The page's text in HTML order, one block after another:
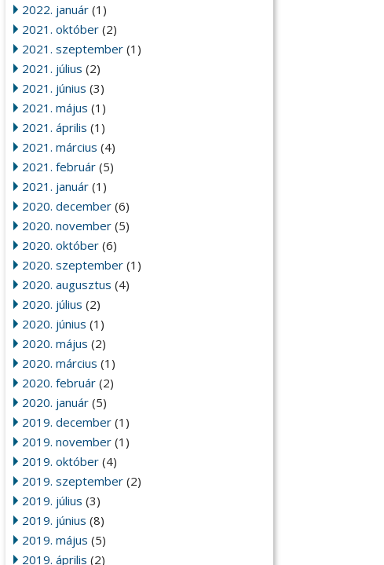
2022. január(1)
2021. október(2)
2021. szeptember(1)
2021. július (2)
2021. június (3)
2021. május (1)
2021. április (1)
2021. március (4)
2021. február(5)
2021. január(1)
2020. december(6)
2020. november(5)
2020. október(6)
2020. szeptember(1)
2020. augusztus (4)
2020. július (2)
2020. június (1)
2020. május (2)
2020. március (1)
2020. február(2)
2020. január(5)
2019. december(1)
2019. november(1)
2019. október(4)
2019. szeptember(2)
2019. július (3)
2019. június (8)
2019. május (5)
2019. április (2)